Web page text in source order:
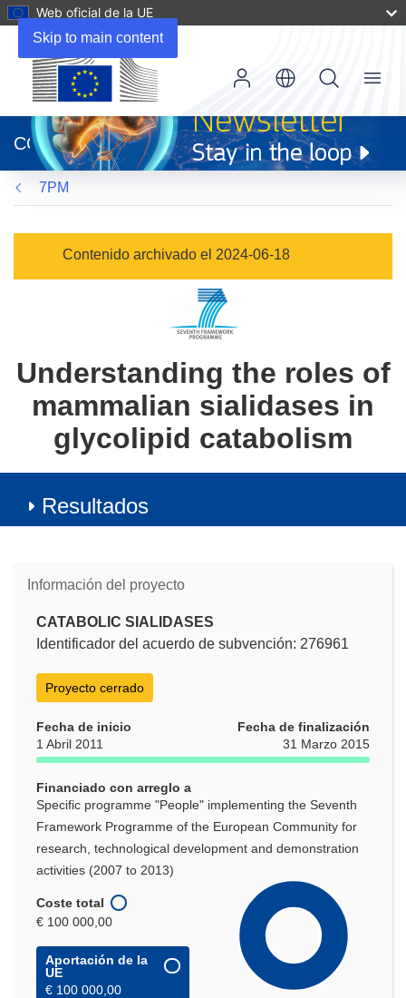
Skip to main content
Web oficial de la UE
abrirá
en
una
nueva
ventana)
CORDIS
Menu
7PM
Contenido archivado el 2024-06-18
Understanding the roles of
mammalian sialidases in
glycolipid catabolism
Resultados
Información del proyecto
CATABOLIC SIALIDASES
Identificador del acuerdo de subvención: 276961
Proyecto cerrado
Fecha de inicio
1 Abril 2011
Fecha de finalización
31 Marzo 2015
Financiado con arreglo a
Specific programme "People" implementing the Seventh
Framework Programme of the European Community for
research, technological development and demonstration
activities (2007 to 2013)
Coste total
€ 100 000,00
Aportación de la
UE
€ 100 000,00